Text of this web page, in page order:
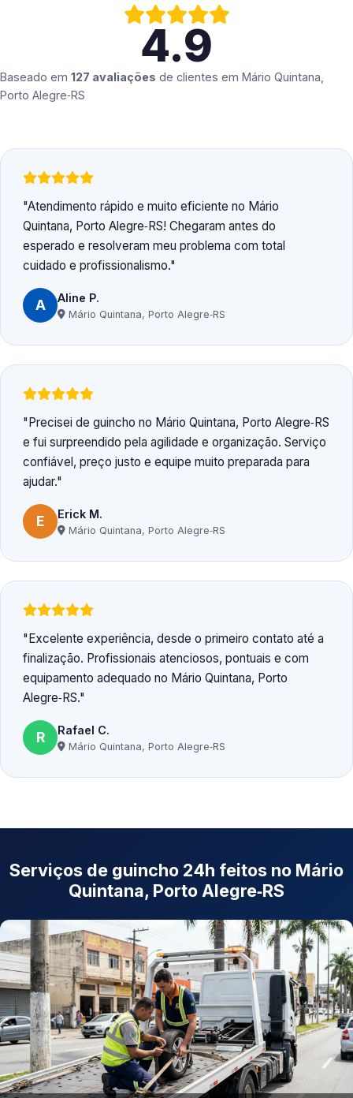
4.9
Baseado em 127 avaliações de clientes em Mário Quintana,
Porto Alegre‑RS
Atendimento rápido e muito eficiente no Mário
Quintana, Porto Alegre‑RS! Chegaram antes do
esperado e resolveram meu problema com total
cuidado e profissionalismo.
A Aline P.
Mário Quintana, Porto Alegre‑RS
Precisei de guincho no Mário Quintana, Porto Alegre‑RS
e fui surpreendido pela agilidade e organização. Serviço
confiável, preço justo e equipe muito preparada para
ajudar.
E Erick M.
Mário Quintana, Porto Alegre‑RS
Excelente experiência, desde o primeiro contato até a
finalização. Profissionais atenciosos, pontuais e com
equipamento adequado no Mário Quintana, Porto
Alegre‑RS.
R Rafael C.
Mário Quintana, Porto Alegre‑RS
Serviços de guincho 24h feitos no Mário
Quintana, Porto Alegre‑RS